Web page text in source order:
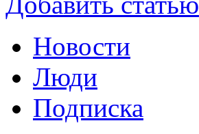
Новости
Люди
Подписка